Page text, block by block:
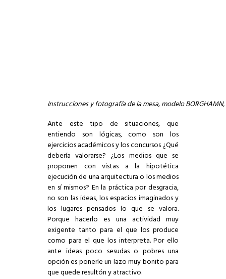
Instrucciones y fotografía de la mesa, modelo BORGHAMN,
Ante este tipo de situaciones, que
entiendo son lógicas, como son los
ejercicios académicos y los concursos ¿Qué
debería valorarse? ¿Los medios que se
proponen con vistas a la hipotética
ejecución de una arquitectura o los medios
en sí mismos? En la práctica por desgracia,
no son las ideas, los espacios imaginados y
los lugares pensados lo que se valora.
Porque hacerlo es una actividad muy
exigente tanto para el que los produce
como para el que los interpreta. Por ello
ante ideas poco sesudas o pobres una
opción es ponerle un lazo muy bonito para
que quede resultón y atractivo.